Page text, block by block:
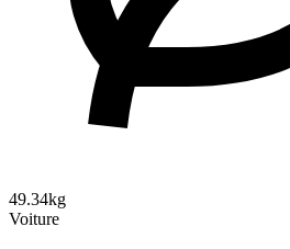
49.34kg
Voiture